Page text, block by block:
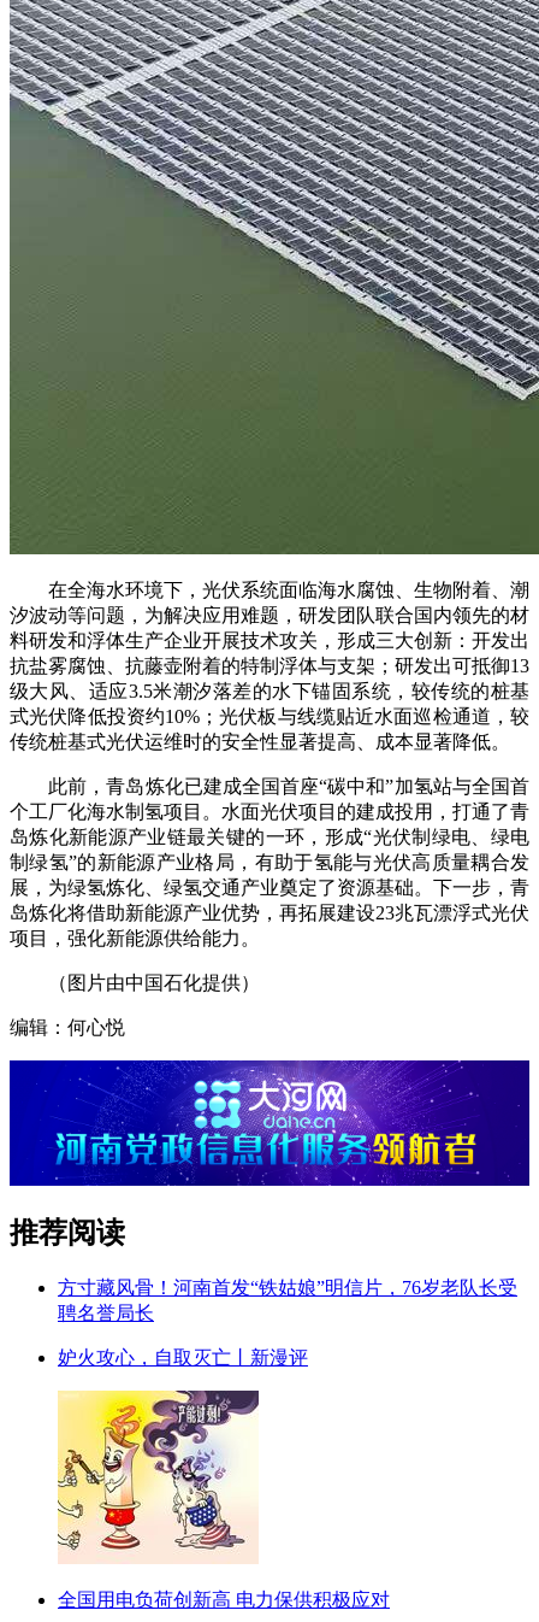
在全海水环境下，光伏系统面临海水腐蚀、生物附着、潮
汐波动等问题，为解决应用难题，研发团队联合国内领先的材
料研发和浮体生产企业开展技术攻关，形成三大创新：开发出
抗盐雾腐蚀、抗藤壶附着的特制浮体与支架；研发出可抵御13
级大风、适应3.5米潮汐落差的水下锚固系统，较传统的桩基
式光伏降低投资约10%；光伏板与线缆贴近水面巡检通道，较
传统桩基式光伏运维时的安全性显著提高、成本显著降低。
此前，青岛炼化已建成全国首座“碳中和”加氢站与全国首
个工厂化海水制氢项目。水面光伏项目的建成投用，打通了青
岛炼化新能源产业链最关键的一环，形成“光伏制绿电、绿电
制绿氢”的新能源产业格局，有助于氢能与光伏高质量耦合发
展，为绿氢炼化、绿氢交通产业奠定了资源基础。下一步，青
岛炼化将借助新能源产业优势，再拓展建设23兆瓦漂浮式光伏
项目，强化新能源供给能力。
（图片由中国石化提供）
编辑：何心悦
推荐阅读
方寸藏风骨！河南首发“铁姑娘”明信片，76岁老队长受
聘名誉局长
妒火攻心，自取灭亡丨新漫评
全国用电负荷创新高 电力保供积极应对